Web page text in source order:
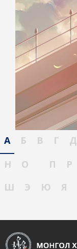
А Б В Г Д
Н
О П Р
Ш
Э Ю Я